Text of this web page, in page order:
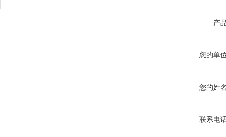
产
您的单
您的姓
联系电